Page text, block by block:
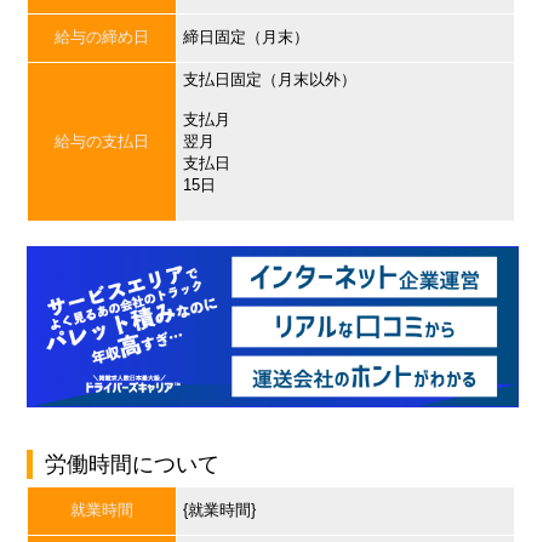
給与の締め日 締日固定（月末）
給与の支払日
支払日固定（月末以外）
支払月
翌月
支払日
15日
労働時間について
就業時間 {就業時間}